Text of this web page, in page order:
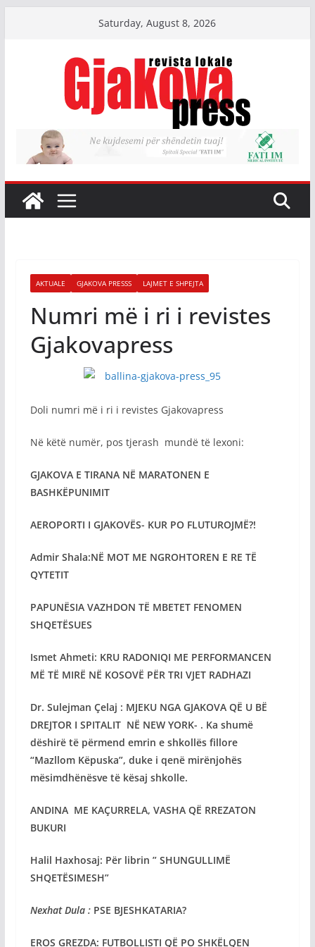
Saturday, August 8, 2026
AKTUALE GJAKOVA PRESSS LAJMET E SHPEJTA
Numri më i ri i revistes
Gjakovapress
Doli numri më i ri i revistes Gjakovapress
Në këtë numër, pos tjerash mundë të lexoni:
GJAKOVA E TIRANA NË MARATONEN E
BASHKËPUNIMIT
AEROPORTI I GJAKOVËS- KUR PO FLUTUROJMË?!
Admir Shala:NË MOT ME NGROHTOREN E RE TË
QYTETIT
PAPUNËSIA VAZHDON TË MBETET FENOMEN
SHQETËSUES
Ismet Ahmeti: KRU RADONIQI ME PERFORMANCEN
MË TË MIRË NË KOSOVË PËR TRI VJET RADHAZI
Dr. Sulejman Çelaj : MJEKU NGA GJAKOVA QË U BË
DREJTOR I SPITALIT NË NEW YORK- . Ka shumë
dëshirë të përmend emrin e shkollës fillore
“Mazllom Këpuska”, duke i qenë mirënjohës
mësimdhënësve të kësaj shkolle.
ANDINA ME KAÇURRELA, VASHA QË RREZATON
BUKURI
Halil Haxhosaj: Për librin ” SHUNGULLIMË
SHQETËSIMESH”
Nexhat Dula : PSE BJESHKATARIA?
EROS GREZDA: FUTBOLLISTI QË PO SHKËLQEN